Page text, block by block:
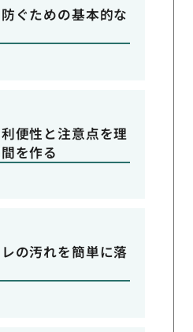
ぐための基本的な
便性と注意点を理
を作る
の汚れを簡単に落